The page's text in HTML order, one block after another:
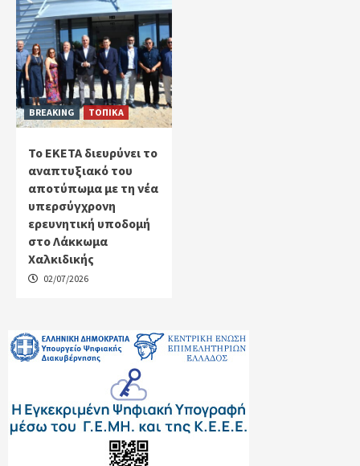
BREAKING ΤΟΠΙΚΑ
Το ΕΚΕΤΑ διευρύνει το
αναπτυξιακό του
αποτύπωμα με τη νέα
υπερσύγχρονη
ερευνητική υποδομή
στο Λάκκωμα
Χαλκιδικής
02/07/2026